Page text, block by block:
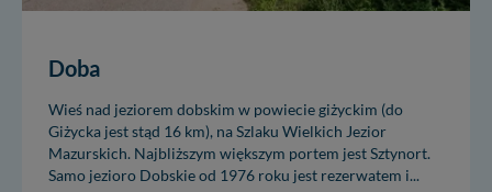
Doba
Wieś nad jeziorem dobskim w powiecie giżyckim (do
Giżycka jest stąd 16 km), na Szlaku Wielkich Jezior
Mazurskich. Najbliższym większym portem jest Sztynort.
Samo jezioro Dobskie od 1976 roku jest rezerwatem i...